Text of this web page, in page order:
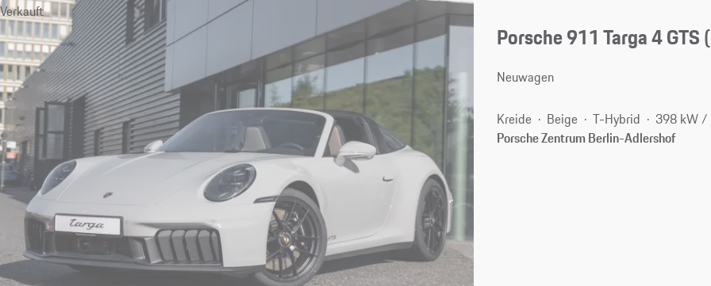
Verkauft
Porsche 911 Targa 4 GTS
Neuwagen
Kreide Beige T-Hybrid 398 kW /
Porsche Zentrum Berlin-Adlershof